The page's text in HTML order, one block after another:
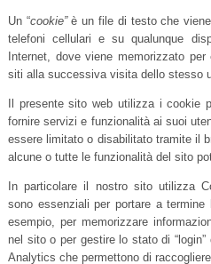
Un “cookie”è un file di testo che
telefoni cellulari e su qualunque
Internet, dove viene memorizzato
siti alla successiva visita dello stesso
Il presente sito web utilizza i cookie
fornire servizi e funzionalità ai suoi
essere limitato o disabilitato tramite il
alcune o tutte le funzionalità del sito
In particolare il nostro sito utilizza
sono essenziali per portare a
esempio, per memorizzare
nel sito o per gestire lo stato di
Analytics che permettono di